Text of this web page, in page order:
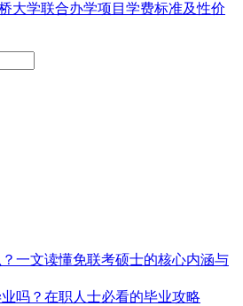
大学联合办学项目学费标准及性价
一文读懂免联考硕士的核心内涵与
吗？在职人士必看的毕业攻略